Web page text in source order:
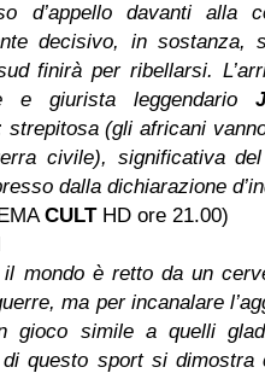
d’appello davanti alla
decisivo, in sostanza,
finirà per ribellarsi.
e giurista leggendario
strepitosa (gli africani
civile), significativa
dalla dichiarazione
CULTHD ore 21.00)
il mondo è retto da un
ma per incanalare
gioco simile a quelli
di questo sport si